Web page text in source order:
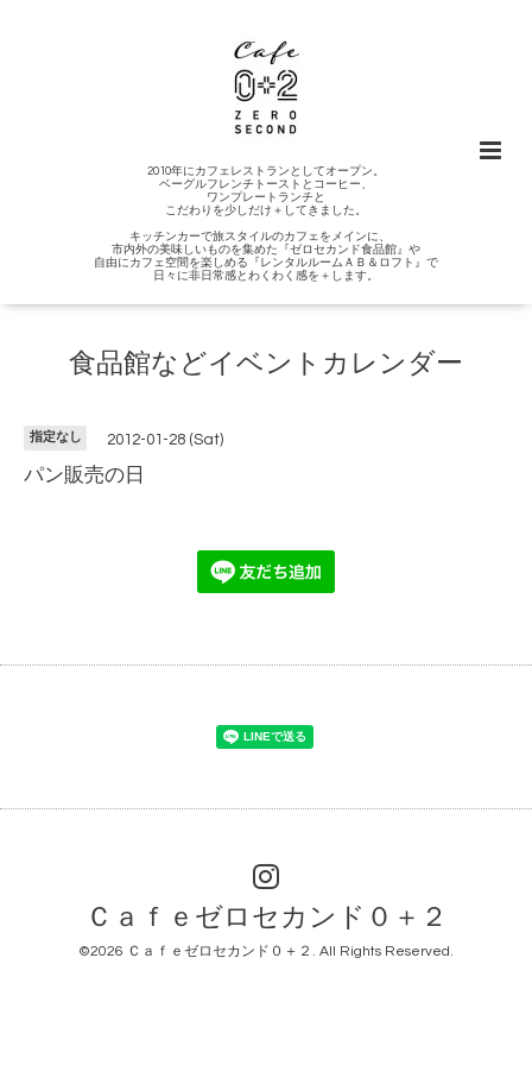
2010年にカフェレストランとしてオープン。
ベーグルフレンチトーストとコーヒー、
ワンプレートランチと
こだわりを少しだけ＋してきました。
キッチンカーで旅スタイルのカフェをメインに、
市内外の美味しいものを集めた『ゼロセカンド食品館』や
自由にカフェ空間を楽しめる『レンタルルームＡＢ＆ロフト』で
日々に非日常感とわくわく感を＋します。
食品館などイベントカレンダー
指定なし 2012-01-28 (Sat)
パン販売の日
Ｃａｆｅゼロセカンド０＋２
©2026 Ｃａｆｅゼロセカンド０＋２ . All Rights Reserved.